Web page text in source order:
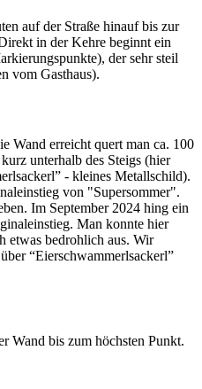
auf der Straße hinauf bis zur
in der Kehre beginnt ein
der sehr steil
vom Gasthaus).
Wand erreicht quert man ca. 100
unterhalb des Steigs (hier
- kleines Metallschild).
von "Supersommer".
Im September 2024 hing ein
Man konnte hier
etwas bedrohlich aus. Wir
“Eierschwammerlsackerl”
Wand bis zum höchsten Punkt.